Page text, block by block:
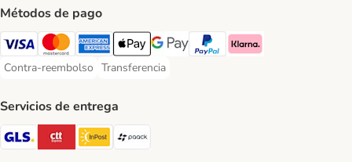
Métodos de pago
Visa Payment Method
Mastercard Payment Method
American Express Payment Method
Apple Pay Payment Method
Google Pay Payment Method
PayPal Payment Method
Klarna Payment Method
Contra-reembolso
Contra-reembolso Payment Method
Transferencia
Transferencia Payment Method
Servicios de entrega
GLS Shipping Method
CTTExpress Shipping Method
InPost Shipping Method
paack Shipping Method